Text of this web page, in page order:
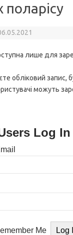
лише для
обліковий запис,
можуть
Log In
Me